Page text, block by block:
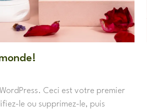
Ceci est votre premier
le ou supprimez-le, puis